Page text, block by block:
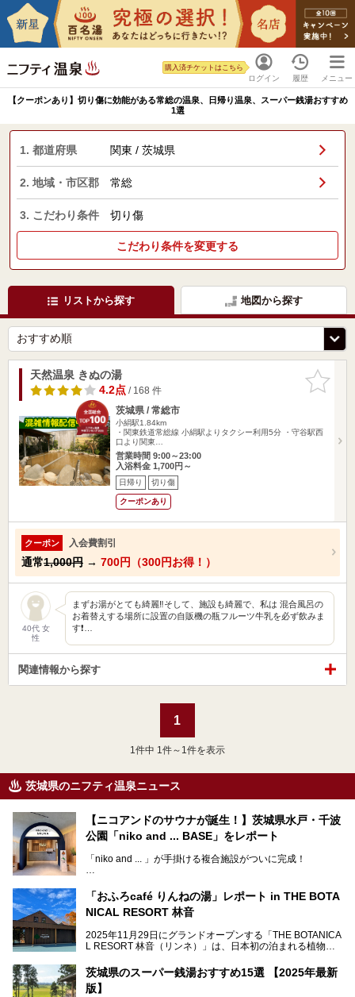
ログイン
購入済チケットはこちら
履歴 メニュー
【クーポンあり】切り傷に効能がある常総の温泉、日帰り温泉、スーパー銭湯おすすめ
1選
1. 都道府県 関東 / 茨城県
2. 地域・市区郡 常総
3. こだわり条件 切り傷
こだわり条件を変更する
リストから探す 地図から探す
お気に入
りに追加
天然温泉 きぬの湯
4.2点/ 168 件
茨城県 / 常総市
小絹駅1.84km
・関東鉄道常総線 小絹駅よりタクシー利用5分 ・守谷駅西
口より関東…
営業時間 9:00～23:00
入浴料金 1,700円～
日帰り 切り傷
クーポンあり
クーポン 入会費割引
通常1,000円 → 700円（300円お得！）
40代 女
性
まずお湯がとても綺麗‼そして、施設も綺麗で、私は 混合風呂の
お着替えする場所に設置の自販機の瓶フルーツ牛乳を必ず飲みま
す❗…
関連情報から探す
1
1 件中 1件～1件を表示
茨城県のニフティ温泉ニュース
【ニコアンドのサウナが誕生！】茨城県水戸・千波
公園「niko and ... BASE」をレポート
「niko and ... 」が手掛ける複合施設がついに完成！
茨城県水戸・千波公園に2026年4月23日（木）待望のオー
プンを迎えます。
この記事では、オープンに先駆けプレス向けに行われた体験
施設を体験してきました！
「おふろcafé りんねの湯」レポート in THE BOTA
NICAL RESORT 林音
2025年11月29日にグランドオープンする「THE BOTANICA
L RESORT 林音（リンネ）」は、日本初の泊まれる植物
験型リゾートです。その中でも注目されているのが「おふろ
café りんねの湯」。内覧会に参加して、ひと足お先に体験
してきました。
茨城県のスーパー銭湯おすすめ15選 【2025年最新
版】